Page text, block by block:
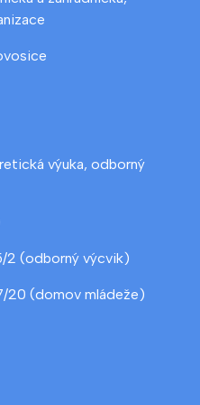
výuka, odborný
2 (odborný výcvik)
20 (domov mládeže)